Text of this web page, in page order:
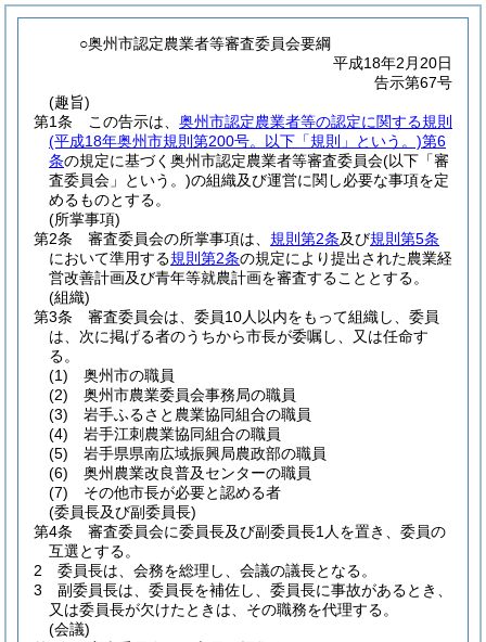
○奥州市認定農業者等審査委員会要綱
平成18年2月20日
告示第67号
(趣旨)
第1条
この告示は、 奥州市認定農業者等の認定に関する規則
(平成18年奥州市規則第200号。以下「規則」という。)第6
条の規定に基づく奥州市認定農業者等審査委員会(以下「審
査委員会」という。)の組織及び運営に関し必要な事項を定
めるものとする。
(所掌事項)
第2条
審査委員会の所掌事項は、 規則第2条及び規則第5条
において準用する規則第2条の規定により提出された農業経
営改善計画及び青年等就農計画を審査することとする。
(組織)
第3条
審査委員会は、委員10人以内をもって組織し、委員
は、次に掲げる者のうちから市長が委嘱し、又は任命す
る。
(1)
奥州市の職員
(2)
奥州市農業委員会事務局の職員
(3)
岩手ふるさと農業協同組合の職員
(4)
岩手江刺農業協同組合の職員
(5)
岩手県県南広域振興局農政部の職員
(6)
奥州農業改良普及センターの職員
(7)
その他市長が必要と認める者
(委員長及び副委員長)
第4条
審査委員会に委員長及び副委員長1人を置き、委員の
互選とする。
2
委員長は、会務を総理し、会議の議長となる。
3
副委員長は、委員長を補佐し、委員長に事故があるとき、
又は委員長が欠けたときは、その職務を代理する。
(会議)